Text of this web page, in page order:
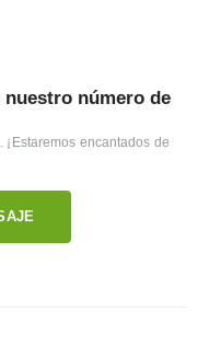
número de
encantados de